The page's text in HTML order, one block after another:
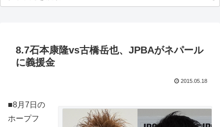
8.7石本康隆vs古橋岳也、JPBAがネパール
に義援金
2015.05.18
■8月7日の
ホープフ